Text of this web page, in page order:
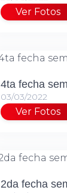
Ver Fotos
4ta fecha
03/03/2022
Ver Fotos
2da fecha